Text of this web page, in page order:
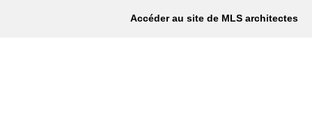
Accéder au site de MLS architectes